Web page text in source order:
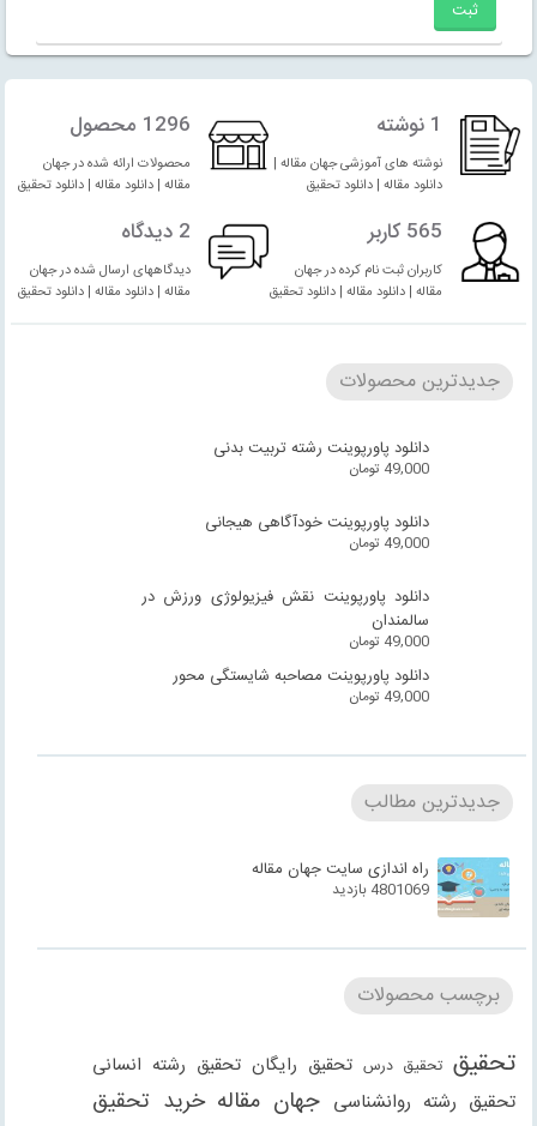
1 نوشته
نوشته های آموزشی جهان مقاله |
دانلود مقاله | دانلود تحقیق
1296 محصول
محصولات ارائه شده در جهان
مقاله | دانلود مقاله | دانلود تحقیق
565 کاربر
کاربران ثبت نام کرده در جهان
مقاله | دانلود مقاله | دانلود تحقیق
2 دیدگاه
دیدگاههای ارسال شده در جهان
مقاله | دانلود مقاله | دانلود تحقیق
جدیدترین محصولات
دانلود پاورپوینت رشته تربیت بدنی
49,000 تومان
دانلود پاورپوینت خودآگاهی هیجانی
49,000 تومان
دانلود پاورپوینت نقش فیزیولوژی ورزش در
سالمندان
49,000 تومان
دانلود پاورپوینت مصاحبه شایستگی محور
49,000 تومان
جدیدترین مطالب
راه اندازی سایت جهان مقاله
4801069 بازدید
برچسب محصولات
تحقیق تحقیق درس تحقیق رایگان تحقیق رشته انسانی
تحقیق رشته روانشناسی جهان مقاله خرید تحقیق